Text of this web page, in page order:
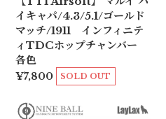
イキャパ/4.3/5.1/ゴールド
マッチ/1911 インフィニテ
ィTDCホップチャンバー
各色
¥7,800 SOLD OUT